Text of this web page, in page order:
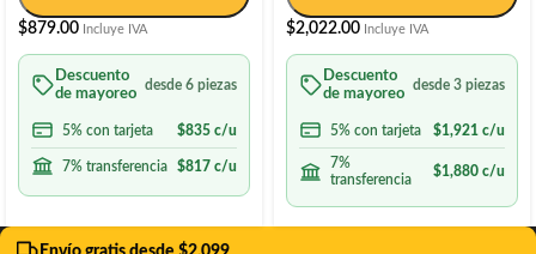
$879.00 Incluye IVA
Descuento
de mayoreo
desde 6 piezas
5% con tarjeta $835 c/u
7% transferencia $817 c/u
$2,022.00 Incluye IVA
Descuento
de mayoreo
desde 3 piezas
5% con tarjeta $1,921 c/u
7%
transferencia
$1,880 c/u